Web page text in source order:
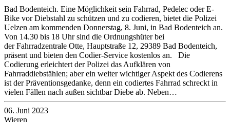
Bad Bodenteich. Eine Möglichkeit sein Fahrrad, Pedelec oder E-
Bike vor Diebstahl zu schützen und zu codieren, bietet die Polizei
Uelzen am kommenden Donnerstag, 8. Juni, in Bad Bodenteich an.
Von 14.30 bis 18 Uhr sind die Ordnungshüter bei
der Fahrradzentrale Otte, Hauptstraße 12, 29389 Bad Bodenteich,
präsent und bieten den Codier-Service kostenlos an. Die
Codierung erleichtert der Polizei das Aufklären von
Fahrraddiebstählen; aber ein weiter wichtiger Aspekt des Codierens
ist der Präventionsgedanke, denn ein codiertes Fahrrad schreckt in
vielen Fällen nach außen sichtbar Diebe ab. Neben…
06. Juni 2023
Wieren